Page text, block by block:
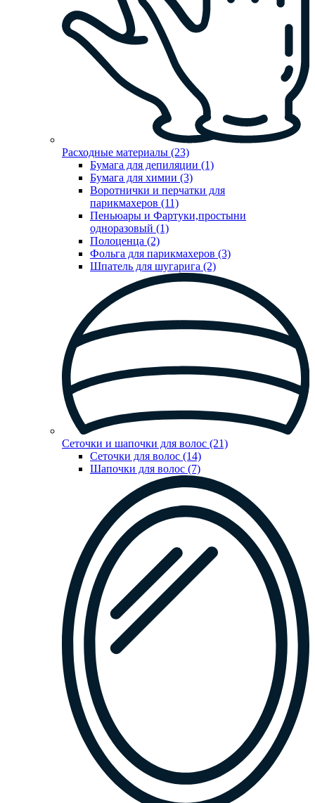
Расходные материалы (23)
Бумага для депиляции (1)
Бумага для химии (3)
Воротнички и перчатки для
парикмахеров (11)
Пеньюары и Фартуки,простыни
одноразовый (1)
Полоценца (2)
Фольга для парикмахеров (3)
Шпатель для шугарига (2)
Сеточки и шапочки для волос (21)
Сеточки для волос (14)
Шапочки для волос (7)